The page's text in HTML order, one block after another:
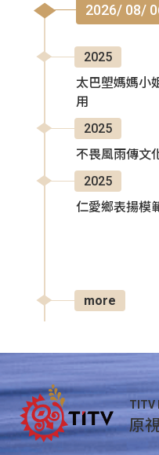
2026/ 08/
2025
太巴塱媽媽小
用
2025
不畏風雨傳文
2025
仁愛鄉表揚模
more
TITV
原